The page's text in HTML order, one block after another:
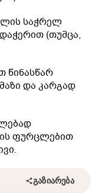
საჭრელ
(თუმცა,
წინასწარ
და კარგად
ფურცლებით
ᲒᲐᲖᲘᲐᲠᲔᲑᲐ